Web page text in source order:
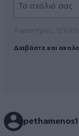
Διαβάστε και
pethamenos1